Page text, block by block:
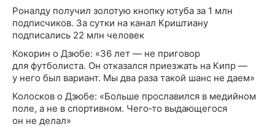
Роналду получил золотую кнопку ютуба за 1 млн
подписчиков. За сутки на канал Криштиану
подписались 22 млн человек
Кокорин о Дзюбе: «36 лет — не приговор
для футболиста. Он отказался приезжать на Кипр —
у него был вариант. Мы два раза такой шанс не даем»
Колосков о Дзюбе: «Больше прославился в медийном
поле, а не в спортивном. Чего‑то выдающегося
он не делал»